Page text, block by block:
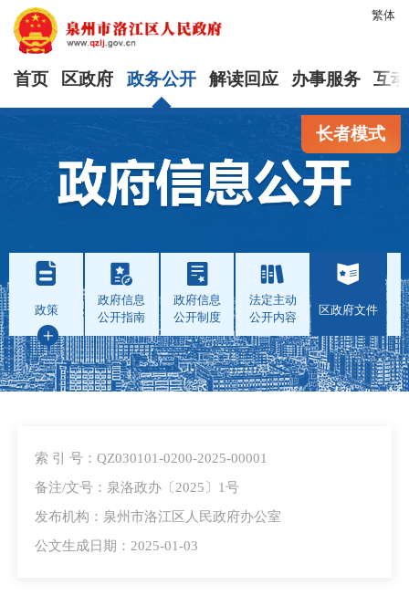
繁体
首页 区政府 政务公开 解读回应 办事服务 互
长者模式
政策
政府信息
公开指南
政府信息
公开制度
法定主动
公开内容
区政府文件
索 引 号：QZ030101-0200-2025-00001
备注/文号：泉洛政办〔2025〕1号
发布机构：泉州市洛江区人民政府办公室
公文生成日期：2025-01-03